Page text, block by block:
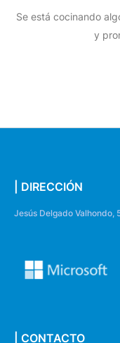
Se está cocinando
y
| DIRECCIÓN
Jesús Delgado Valhondo,
| CONTACTO